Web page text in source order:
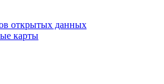
открытых данных
карты